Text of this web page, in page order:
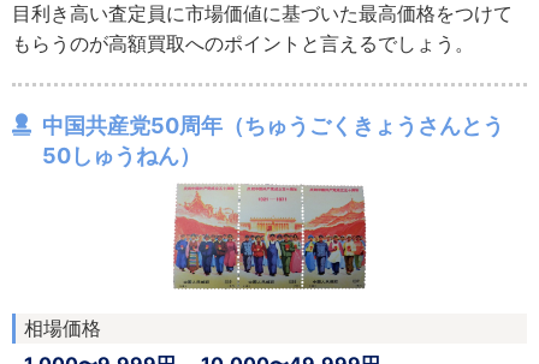
目利き高い査定員に市場価値に基づいた最高価格をつけて
もらうのが高額買取へのポイントと言えるでしょう。
中国共産党50周年（ちゅうごくきょうさんとう
50しゅうねん）
相場価格